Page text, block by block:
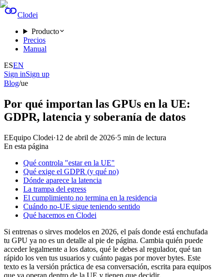
Clodei
Producto
Precios
Manual
ESEN
Sign inSign up
Blog/ue
Por qué importan las GPUs en la UE:
GDPR, latencia y soberanía de datos
EEquipo Clodei·12 de abril de 2026·5 min de lectura
En esta página
Qué controla "estar en la UE"
Qué exige el GDPR (y qué no)
Dónde aparece la latencia
La trampa del egress
El cumplimiento no termina en la residencia
Cuándo no-UE sigue teniendo sentido
Qué hacemos en Clodei
Si entrenas o sirves modelos en 2026, el país donde está enchufada
tu GPU ya no es un detalle al pie de página. Cambia quién puede
acceder legalmente a los datos, qué le debes al regulador, qué tan
rápido los ven tus usuarios y cuánto pagas por mover bytes. Este
texto es la versión práctica de esa conversación, escrita para equipos
que ya operan dentro de la UE y tienen que decidir.